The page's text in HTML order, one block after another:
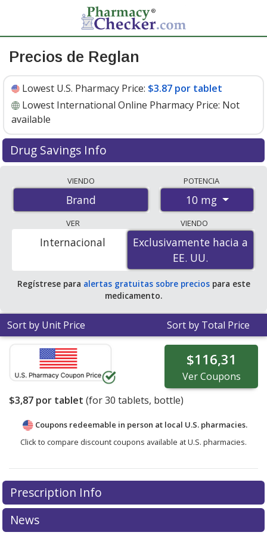
Precios de Reglan
Lowest U.S. Pharmacy Price: $3.87 por tablet
Lowest International Online Pharmacy Price: Not
available
Drug Savings Info
at$3.87 por tabletfor 30 tablets. You save 13% off the
average U.S. pharmacy retail price of $4.46 per tablet
for 30 tablets. Enter your ZIP Code to compare discount
Reglan coupon prices in your area.
VIENDO
Brand
POTENCIA
10 mg
VER
Exclusivamente hacia a
EE. UU.
Internacional
VIENDO
Exclusivamente hacia a
EE. UU.
Regístrese para alertas gratuitas sobre preciospara este
medicamento.
Sort by Unit Price Sort by Total Price
$116,31
VerCoupons
$3,87 por tablet (for30 tablets, bottle)
Coupons redeemable in person at local U.S. pharmacies.
Click to compare discount coupons available at U.S. pharmacies.
Prescription Info
News